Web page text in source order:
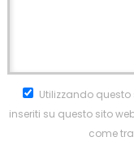
Utilizzando
inseriti su questo sito
come